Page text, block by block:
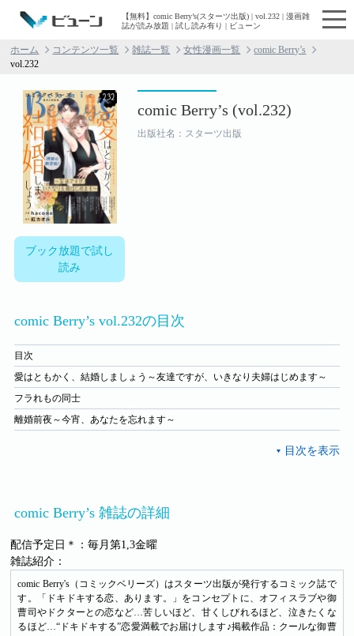
【無料】comic Berry’s(スターツ出版) | vol.232 | 漫画雑
誌が読み放題 | 試し読み有り | ビューン
ホーム コンテンツ一覧 雑誌一覧 女性漫画一覧
comic Berry’s
vol.232
ブック放題で試し
読み
comic Berry’s (vol.232)
出版社名：スターツ出版
comic Berry’s vol.232の目次
目次
愛はともかく、結婚しましょう～友達ですが、いきなり夫婦はじめます～
フラれもの同士
離婚前夜～今宵、あなたを忘れます～
comic Berry’s 雑誌の詳細
配信予定日＊：毎月第1,3金曜
雑誌紹介：
comic Berry's（コミックベリーズ）はスターツ出版が発行するコミック誌で
す。「ドキドキする恋、あります。」をコンセプトに、オフィスラブや御
曹司やドクターとの恋など…苦しいほど、甘くしびれるほど、泣きたくな
るほど…“ドキドキする”恋愛満載でお届けします♪掲載作品：クールな御曹